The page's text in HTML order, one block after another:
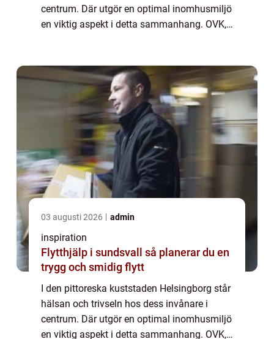
centrum. Där utgör en optimal inomhusmiljö
en viktig aspekt i detta sammanhang. OVK,
03 augusti 2026 admin
inspiration
Flytthjälp i sundsvall så planerar du en
trygg och smidig flytt
I den pittoreska kuststaden Helsingborg står
hälsan och trivseln hos dess invånare i
centrum. Där utgör en optimal inomhusmiljö
en viktig aspekt i detta sammanhang. OVK,